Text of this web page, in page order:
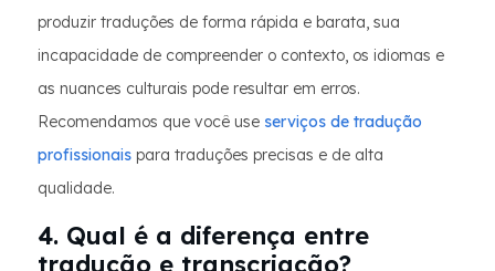
produzir traduções de forma rápida e barata, sua
incapacidade de compreender o contexto, os idiomas e
as nuances culturais pode resultar em erros.
Recomendamos que você use serviços de tradução
profissionais para traduções precisas e de alta
qualidade.
4. Qual é a diferença entre
tradução e transcriação?